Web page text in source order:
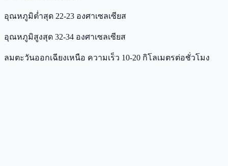
อุณหภูมิต่ำสุด 22-23 องศาเซลเซียส
อุณหภูมิสูงสุด 32-34 องศาเซลเซียส
ลมตะวันออกเฉียงเหนือ ความเร็ว 10-20 กิโลเมตรต่อชั่วโมง